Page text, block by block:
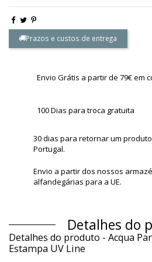
Prazos e custos de entrega
Envio Grátis a partir de 79€ em
100 Dias para troca gratuita
30 dias para retornar um
Portugal.
Envio a partir dos nossos
alfandegárias para a UE.
Detalhes do
Detalhes do produto - Acqua
Estampa UV Line